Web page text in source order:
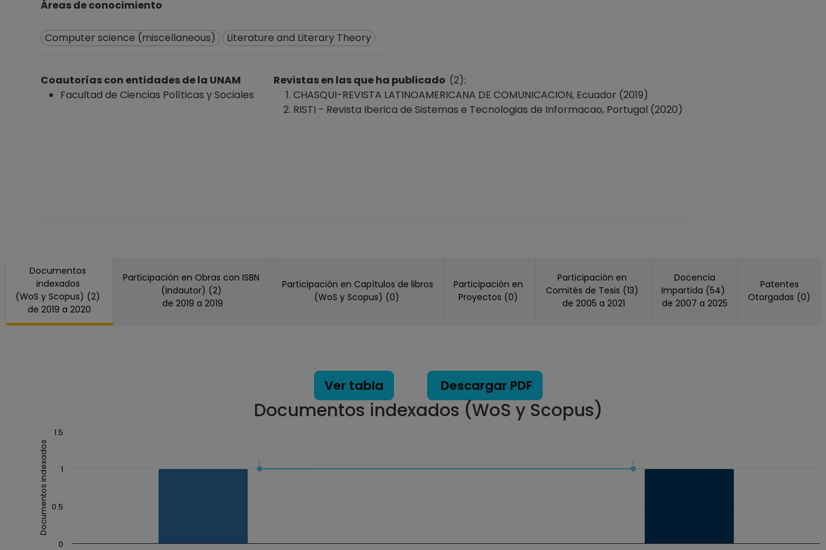
Áreas de conocimiento
Computer science (miscellaneous) Literature and Literary Theory
Coautorías con entidades de la UNAM
Facultad de Ciencias Políticas y Sociales
Revistas en las que ha publicado (2):
CHASQUI-REVISTA LATINOAMERICANA DE COMUNICACION, Ecuador (2019)
RISTI - Revista Iberica de Sistemas e Tecnologias de Informacao, Portugal (2020)
Documentos
indexados
(WoS y Scopus) (2)
de 2019 a 2020
Participación en Obras con ISBN
(Indautor) (2)
de 2019 a 2019
Participación en Capítulos de libros
(WoS y Scopus) (0)
Participación en
Proyectos (0)
Participación en
Comités de Tesis (13)
de 2005 a 2021
Docencia
Impartida (54)
de 2007 a 2025
Patentes
Otorgadas (0)
Ver tabla Descargar PDF
Documentos indexados (WoS y Scopus)
Chart
Combination chart with 3 data series.
The chart has 1 X axis displaying Año.
The chart has 1 Y axis displaying Documentos indexados. Data ranges from 0 to 1.
Documentos indexados 1 1
0
0.5
1
1.5